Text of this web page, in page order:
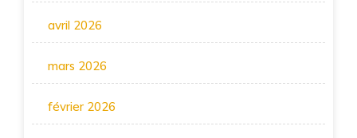
avril 2026
mars 2026
février 2026